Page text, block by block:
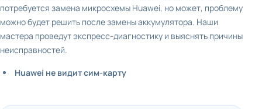
потребуется замена микросхемы Huawei, но может, проблему
можно будет решить после замены аккумулятора. Наши
мастера проведут экспресс-диагностику и выяснять причины
неисправностей.
Huawei не видит сим-карту